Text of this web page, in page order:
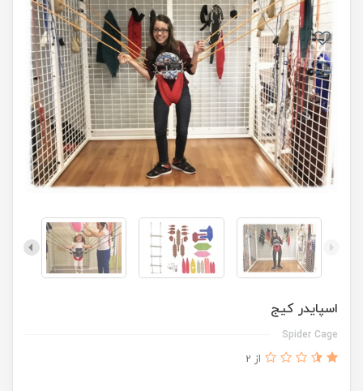
اسپایدر کیج
Spider Cage
از 2